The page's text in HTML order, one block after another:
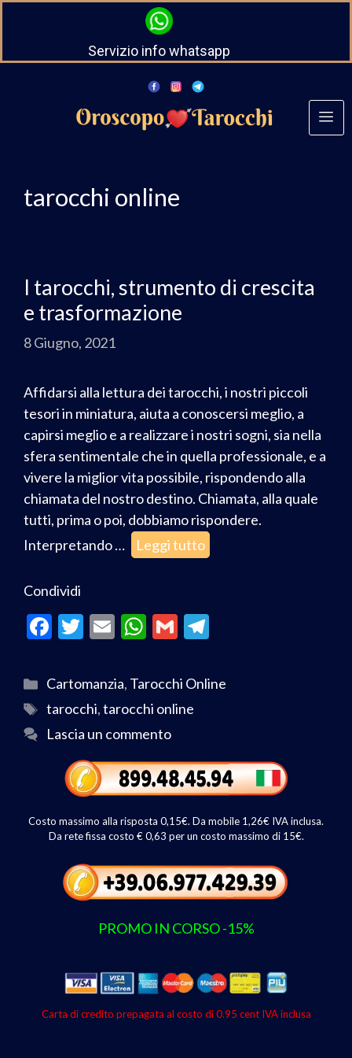
Servizio info whatsapp
tarocchi online
I tarocchi, strumento di crescita
e trasformazione
8 Giugno, 2021
Affidarsi alla lettura dei tarocchi, i nostri piccoli
tesori in miniatura, aiuta a conoscersi meglio, a
capirsi meglio e a realizzare i nostri sogni, sia nella
sfera sentimentale che in quella professionale, e a
vivere la miglior vita possibile, rispondendo alla
chiamata del nostro destino. Chiamata, alla quale
tutti, prima o poi, dobbiamo rispondere.
Interpretando …
Leggi tutto
Condividi
F
e
b
o
T
itt
er
E
ai
l
W
at
s
A
p
G
ai
l
e
Cartomanzia, Tarocchi Online
tarocchi,tarocchi online
Lascia un commento
Costo massimo alla risposta 0,15€. Da mobile 1,26€ IVA inclusa.
Da rete fissa costo € 0,63 per un costo massimo di 15€.
PROMO IN CORSO -15%
Carta di credito prepagata al costo di 0.95 cent IVA inclusa